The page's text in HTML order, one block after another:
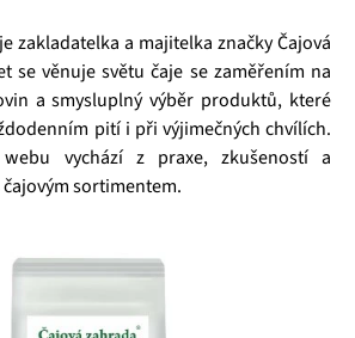
zakladatelka a majitelka značky Čajová
se věnuje světu čaje se zaměřením na
a smysluplný výběr produktů, které
pití i při výjimečných chvílích.
vychází z praxe, zkušeností a
sortimentem.